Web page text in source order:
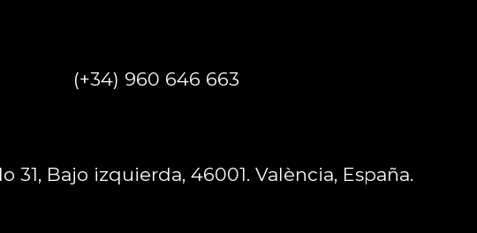
(+34) 960 646 663
31, Bajo izquierda, 46001. València, España.